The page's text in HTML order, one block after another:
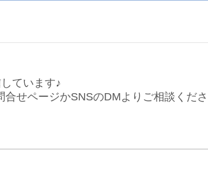
ています♪
せページかSNSのDMよりご相談くだ